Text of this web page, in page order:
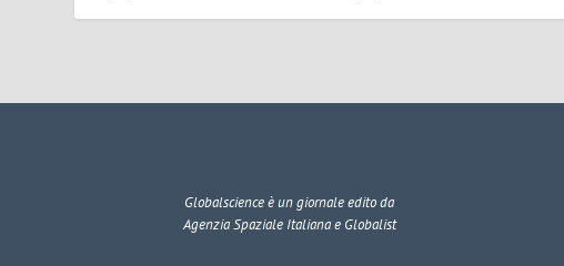
Globalscienceè un giornale edito da
Agenzia Spaziale Italiana e Globalist